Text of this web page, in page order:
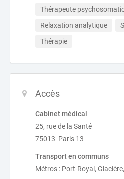
Thérapeute
Relaxation analytique
Thérapie
Accès
Cabinet médical
25, rue de la Santé
75013 Paris 13
Transport en communs
Métros : Port-Royal,